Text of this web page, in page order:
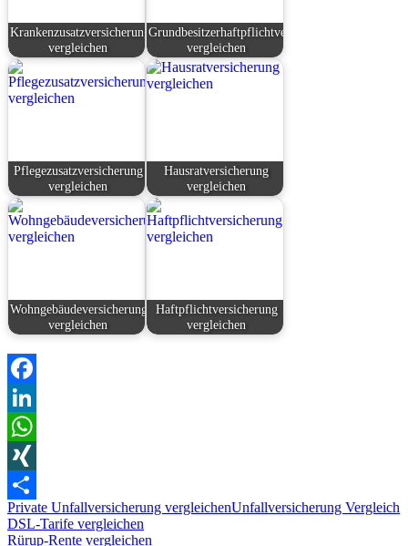
Krankenzusatzversicherung
vergleichen
Grundbesitzerhaftpflichtversicherung
vergleichen
Pflegezusatzversicherung
vergleichen
Hausratversicherung
vergleichen
Wohngebäudeversicherung
vergleichen
Haftpflichtversicherung
vergleichen
Facebook
LinkedIn
WhatsApp
XING
Teilen
Private Unfallversicherung vergleichenUnfallversicherung Vergleich
Beitragsnavigation
Vorheriger
Beitrag:
DSL-Tarife vergleichen
Nächster
Rürup-Rente vergleichen